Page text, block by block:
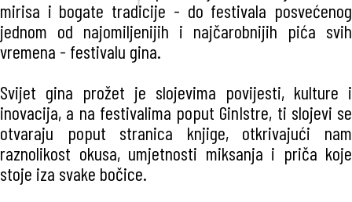
mirisa i bogate tradicije - do festivala posvećenog
jednom od najomiljenijih i najčarobnijih pića svih
vremena - festivalu gina.
Svijet gina prožet je slojevima povijesti, kulture i
inovacija, a na festivalima poput GinIstre, ti slojevi se
otvaraju poput stranica knjige, otkrivajući nam
raznolikost okusa, umjetnosti miksanja i priča koje
stoje iza svake bočice.